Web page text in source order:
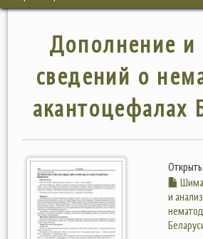
Дополнение и
сведений о
акантоцефалах
Открыть
и